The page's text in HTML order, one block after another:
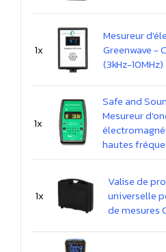
1x
Mesureur
Greenwave -
(3kHz-10MHz)
1x
Safe and
Mesureur
hautes
1x
Valise de
universelle
de mesures